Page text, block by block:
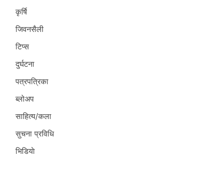
कृर्षि
जिवनसैली
टिप्स
दुर्घटना
पत्रपत्रिका
ब्लोअप
साहित्य/कला
सुचना प्रविधि
भिडियाे